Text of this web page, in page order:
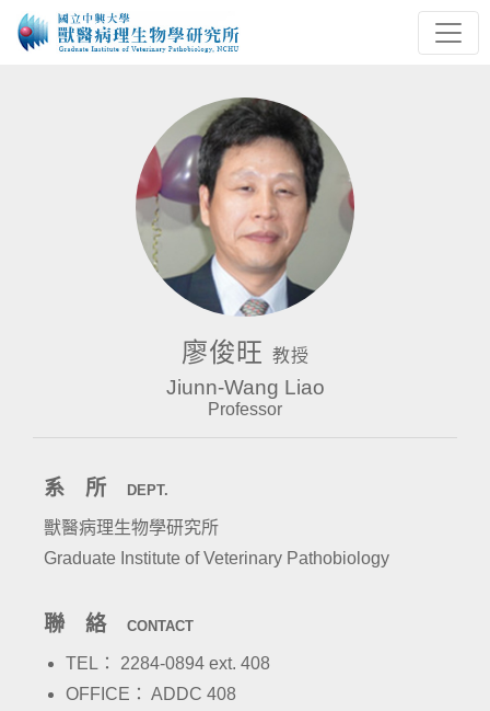
廖俊旺 教授
Jiunn-Wang Liao
Professor
系 所 DEPT.
獸醫病理生物學研究所
Graduate Institute of Veterinary Pathobiology
聯 絡 CONTACT
TEL： 2284-0894 ext. 408
OFFICE： ADDC 408